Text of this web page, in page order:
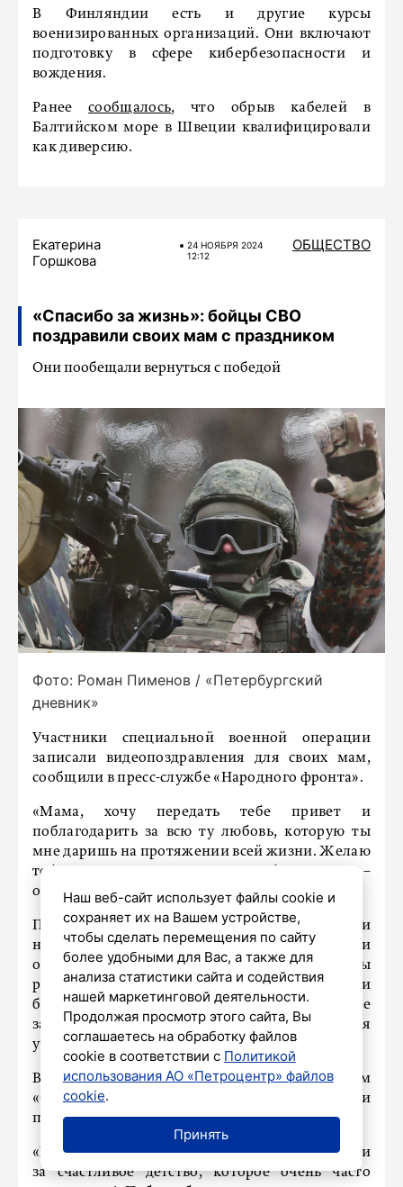
В Финляндии есть и другие курсы
военизированных организаций. Они включают
подготовку в сфере кибербезопасности и
вождения.
Ранеесообщалось, что обрыв кабелей в
Балтийском море в Швеции квалифицировали
как диверсию.
Екатерина
Горшкова
24 НОЯБРЯ 2024
12:12
ОБЩЕСТВО
«Спасибо за жизнь»: бойцы СВО
поздравили своих мам с праздником
Они пообещали вернуться с победой
Фото: Роман Пименов / «Петербургский
дневник»
Участники специальной военной операции
записали видеопоздравления для своих мам,
сообщили в пресс-службе «Народного фронта».
«Мама, хочу передать тебе привет и
поблагодарить за всю ту любовь, которую ты
мне даришь на протяжении всей жизни. Желаю
тебе крепкого здоровья. Скоро буду дома», –
обратился один из бойцов.
Письма и видео, записанные военнослужащими
на позициях, привезли представители
организации в разные регионы страны, а мамы
рассказали им о своих сыновьях: какие они
были в детстве, почему приняли решение
защищать Родину и подписали контракт для
участия в спецоперации.
В одном из поздравлений боец с позывным
«Сироп» из Калининградской области
пообещал вернуться с победой.
«Мама, у меня всё хорошо! Спасибо за жизнь и
за счастливое детство, которое очень часто
Наш веб-сайт использует файлы cookie и
сохраняет их на Вашем устройстве,
чтобы сделать перемещения по сайту
более удобными для Вас, а также для
анализа статистики сайта и содействия
нашей маркетинговой деятельности.
Продолжая просмотр этого сайта, Вы
соглашаетесь на обработку файлов
cookie в соответствии с Политикой
использования АО «Петроцентр» файлов
cookie.
Принять